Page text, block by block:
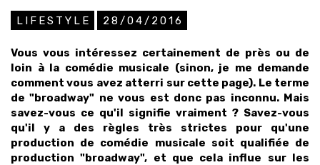
LIFESTYLE 28/04/2016
Vous vous intéressez certainement de près ou de
loin à la comédie musicale (sinon, je me demande
comment vous avez atterri sur cette page). Le terme
de "broadway" ne vous est donc pas inconnu. Mais
savez-vous ce qu'il signifie vraiment ? Savez-vous
qu'il y a des règles très strictes pour qu'une
production de comédie musicale soit qualifiée de
production "broadway", et que cela influe sur les